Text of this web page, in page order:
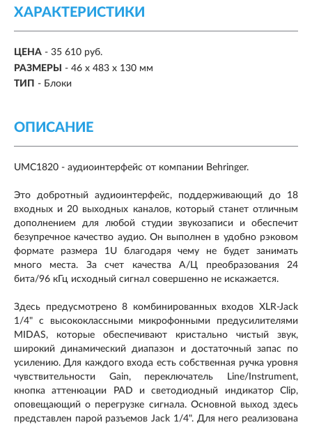
ХАРАКТЕРИСТИКИ
ЦЕНА - 35 610 руб.
РАЗМЕРЫ
- 46 х 483 х 130 мм
ТИП - Блоки
ОПИСАНИЕ
UMC1820 - аудиоинтерфейс от компании Behringer.
Это добротный аудиоинтерфейс, поддерживающий до 18
входных и 20 выходных каналов, который станет отличным
дополнением для любой студии звукозаписи и обеспечит
безупречное качество аудио. Он выполнен в удобно рэковом
формате размера 1U благодаря чему не будет занимать
много места. За счет качества А/Ц преобразования 24
бита/96 кГц исходный сигнал совершенно не искажается.
Здесь предусмотрено 8 комбинированных входов XLR-Jack
1/4" с высококлассными микрофонными предусилителями
MIDAS, которые обеспечивают кристально чистый звук,
широкий динамический диапазон и достаточный запас по
усилению. Для каждого входа есть собственная ручка уровня
чувствительности Gain, переключатель Line/Instrument,
кнопка аттенюации PAD и светодиодный индикатор Clip,
оповещающий о перегрузке сигнала. Основной выход здесь
представлен парой разъемов Jack 1/4". Для него реализована